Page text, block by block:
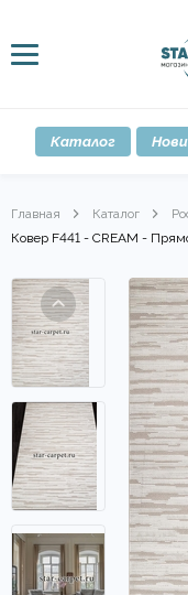
Каталог
Главная Каталог
Ковер F441 - CREAM -